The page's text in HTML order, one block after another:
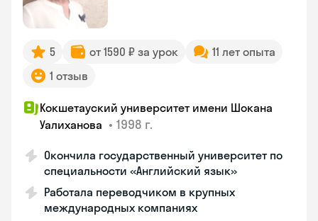
5 от 1590 ₽ за урок
11 лет опыта
1 отзыв
Кокшетауский университет имени Шокана
Уалиханова • 1998 г.
Окончила государственный университет по
специальности «Английский язык»
Работала переводчиком в крупных
международных компаниях